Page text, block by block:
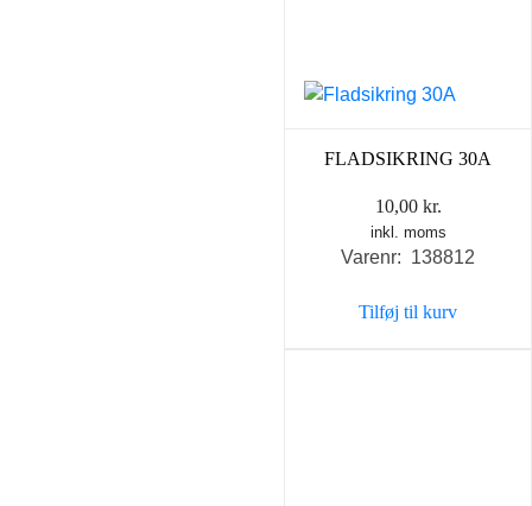
FLADSIKRING 30A
10,00 kr.
inkl. moms
Varenr: 138812
Tilføj til kurv